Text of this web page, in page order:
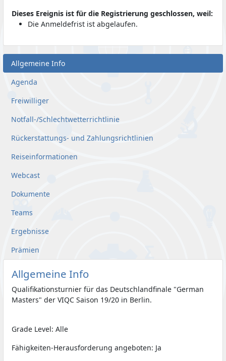
Dieses Ereignis ist für die Registrierung geschlossen, weil:
Die Anmeldefrist ist abgelaufen.
Allgemeine Info
Agenda
Freiwilliger
Notfall-/Schlechtwetterrichtlinie
Rückerstattungs- und Zahlungsrichtlinien
Reiseinformationen
Webcast
Dokumente
Teams
Ergebnisse
Prämien
Allgemeine Info
Qualifikationsturnier für das Deutschlandfinale "German
Masters" der VIQC Saison 19/20 in Berlin.
Grade Level: Alle
Fähigkeiten-Herausforderung angeboten: Ja